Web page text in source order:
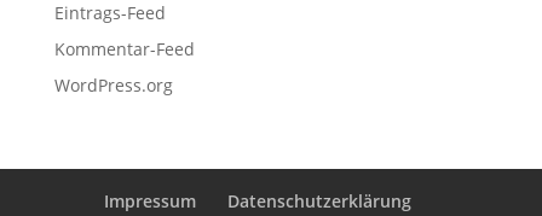
Eintrags-Feed
Kommentar-Feed
WordPress.org
Impressum
Datenschutzerklärung